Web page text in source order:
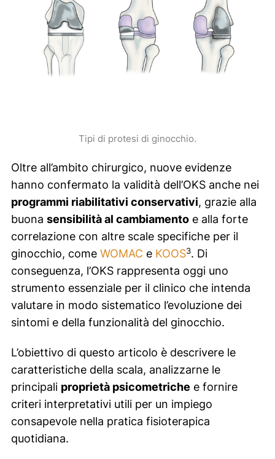
Tipi di protesi di ginocchio.
Oltre all’ambito chirurgico, nuove evidenze
hanno confermato la validità dell’OKS anche nei
programmi riabilitativi conservativi, grazie alla
buona sensibilità al cambiamentoe alla forte
correlazione con altre scale specifiche per il
ginocchio, come WOMAC e KOOS3. Di
conseguenza, l’OKS rappresenta oggi uno
strumento essenziale per il clinico che intenda
valutare in modo sistematico l’evoluzione dei
sintomi e della funzionalità del ginocchio.
L’obiettivo di questo articolo è descrivere le
caratteristiche della scala, analizzarne le
principali proprietà psicometriche e fornire
criteri interpretativi utili per un impiego
consapevole nella pratica fisioterapica
quotidiana.